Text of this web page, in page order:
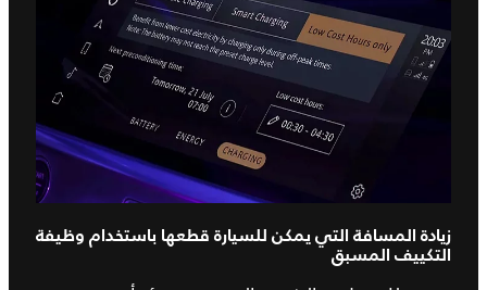
زيادة المسافة التي يمكن للسيارة قطعها باستخدام وظيفة
التكييف المسبق